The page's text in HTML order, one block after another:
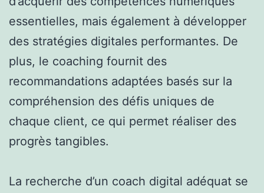
essentielles, mais également à développer
des stratégies digitales performantes. De
plus, le coaching fournit des
recommandations adaptées basés sur la
compréhension des défis uniques de
chaque client, ce qui permet réaliser des
progrès tangibles.
La recherche d’un coach digital adéquat se